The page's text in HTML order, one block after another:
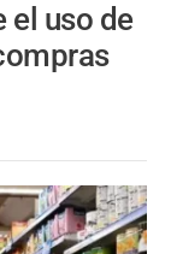
el uso de